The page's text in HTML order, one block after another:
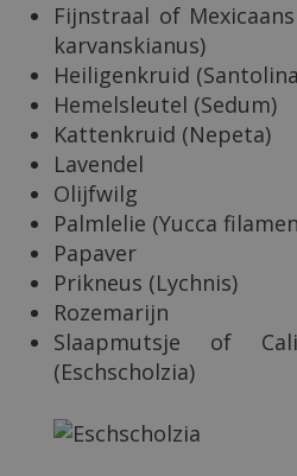
Fijnstraal of
karvanskianus)
Heiligenkruid
Hemelsleutel (Sedum)
Kattenkruid (Nepeta)
Lavendel
Olijfwilg
Palmlelie (Yucca
Papaver
Prikneus (Lychnis)
Rozemarijn
Slaapmutsje of
(Eschscholzia)